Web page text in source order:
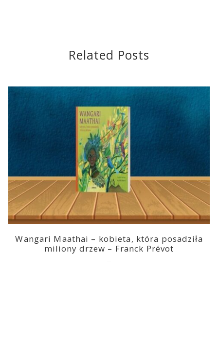
Related Posts
Wangari Maathai – kobieta, która posadziła
miliony drzew – Franck Prévot